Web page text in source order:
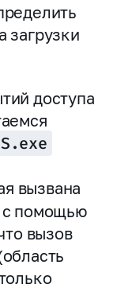
загрузки
доступа
вызвана
с помощью
вызов